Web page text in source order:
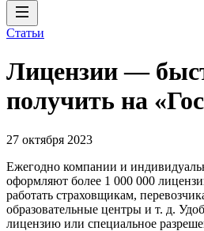
Статьи
Лицензии —
получить на
27 октября 2023
Ежегодно компании и
оформляют более 1 000 000
работать страховщикам,
образовательные центры и т. д.
лицензию или специальное